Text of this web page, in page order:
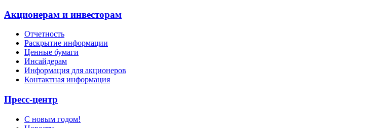
Акционерам и инвесторам
Отчетность
Раскрытие информации
Ценные бумаги
Инсайдерам
Информация для акционеров
Контактная информация
Пресс-центр
С новым годом!